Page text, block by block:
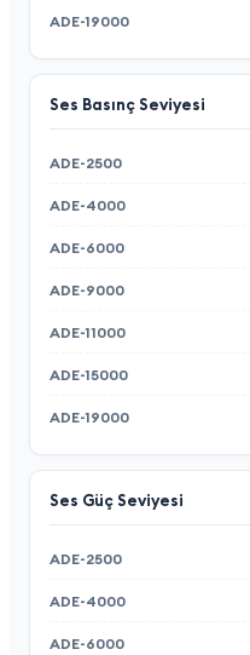
Ses Basınç Seviyesi
Ses Güç Seviyesi